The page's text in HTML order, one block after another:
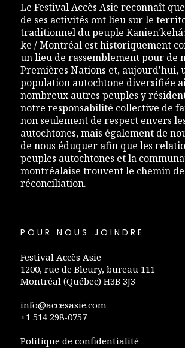
Le Festival Accès Asie reconnaît
de ses activités ont lieu sur le
traditionnel du peuple
ke / Montréal est historiquement
un lieu de rassemblement pour de
Premières Nations et, aujourd'hui,
population autochtone diversifiée
nombreux autres peuples y
notre responsabilité collective de
non seulement de respect envers
autochtones, mais également de
de nous éduquer afin que les
peuples autochtones et la
montréalaise trouvent le chemin
réconciliation.
POUR NOUS JOINDRE
Festival Accès Asie
1200, rue de Bleury, bureau 111
Montréal (Québec) H3B 3J3
info@accesasie.com
+1 514 298-0757
Politique de confidentialité